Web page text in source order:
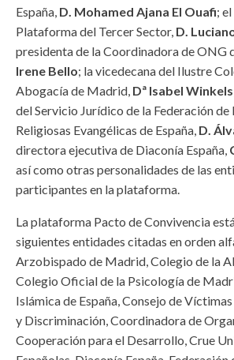
España, D. Mohamed Ajana El Ouafi;
Plataforma del Tercer Sector, D.
presidenta de la Coordinadora de ONG
Irene Bello; la vicedecana del Ilustre
Abogacía de Madrid, Dª Isabel Winkels
del Servicio Jurídico de la Federación de
Religiosas Evangélicas de España, D.
directora ejecutiva de Diaconía España,
así como otras personalidades de las
participantes en la plataforma.
La plataforma Pacto de Convivencia
siguientes entidades citadas en orden
Arzobispado de Madrid, Colegio de la
Colegio Oficial de la Psicología de
Islámica de España, Consejo de
y Discriminación, Coordinadora de
Cooperación para el Desarrollo, Crue